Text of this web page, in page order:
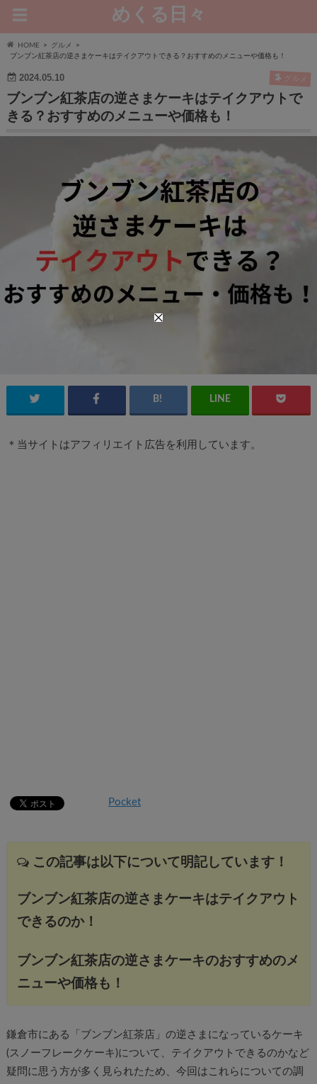
めくる日々
HOME
グルメ
ブンブン紅茶店の逆さまケーキはテイクアウトできる？おすすめのメニューや価格も！
2024.05.10 グルメ
ブンブン紅茶店の逆さまケーキはテイクアウトで
きる？おすすめのメニューや価格も！
＊当サイトはアフィリエイト広告を利用しています。
Pocket
この記事は以下について明記しています！
ブンブン紅茶店の逆さまケーキはテイクアウト
できるのか！
ブンブン紅茶店の逆さまケーキのおすすめのメ
ニューや価格も！
鎌倉市にある「ブンブン紅茶店」の逆さまになっているケーキ
(スノーフレークケーキ)について、テイクアウトできるのかなど
疑問に思う方が多く見られたため、今回はこれらについての調